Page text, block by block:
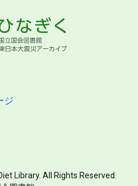
ジ
Library. All Rights Reserved.